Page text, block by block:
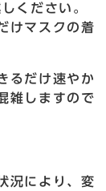
ください。
けマスクの着
だけ速やか
雑しますので
況により、変